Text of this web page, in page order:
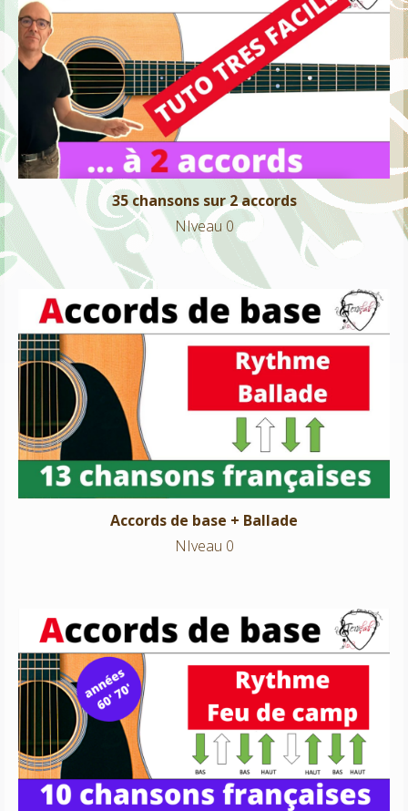
35 chansons sur 2 accords
NIveau 0
35 chansons sur 2 accords
NIveau 0
Accords de base + Ballade
Accords de base + Ballade
NIveau 0
Accords de base + Feu de camp
NIveau 0